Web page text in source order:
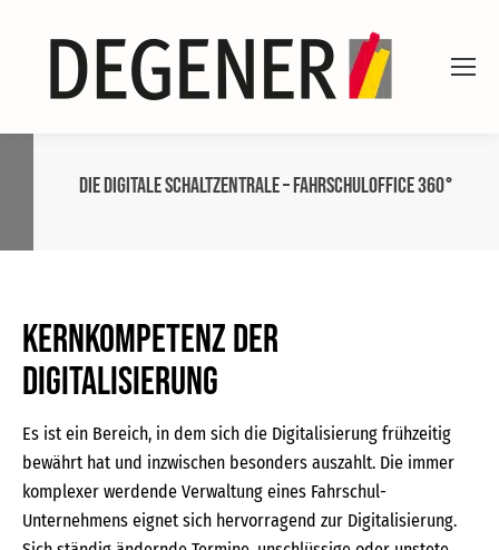
Die digitale Schaltzentrale – FAHRSCHULOFFICE 360°
Kernkompetenz der
Digitalisierung
Es ist ein Bereich, in dem sich die Digitalisierung frühzeitig
bewährt hat und inzwischen besonders auszahlt. Die immer
komplexer werdende Verwaltung eines Fahrschul-
Unternehmens eignet sich hervorragend zur Digitalisierung.